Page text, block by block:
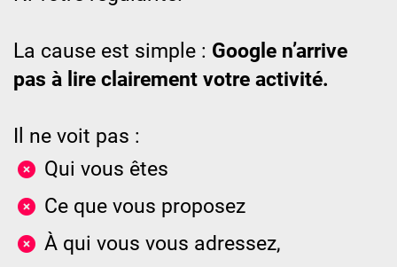
La cause est simple : Google n’arrive
pas à lire clairement votre activité.
Il ne voit pas :
Qui vous êtes
Ce que vous proposez
À qui vous vous adressez,